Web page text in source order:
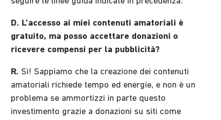
D. L’accesso ai miei contenuti amatoriali è
gratuito, ma posso accettare donazioni o
ricevere compensi per la pubblicità?
R. Sì! Sappiamo che la creazione dei contenuti
amatoriali richiede tempo ed energie, e non è un
problema se ammortizzi in parte questo
investimento grazie a donazioni su siti come